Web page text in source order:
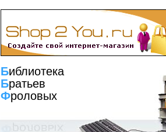
Библиотека
Братьев
Фроловых